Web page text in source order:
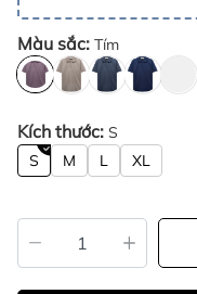
Màu sắc: Tím
Kích thước: S
S M L XL